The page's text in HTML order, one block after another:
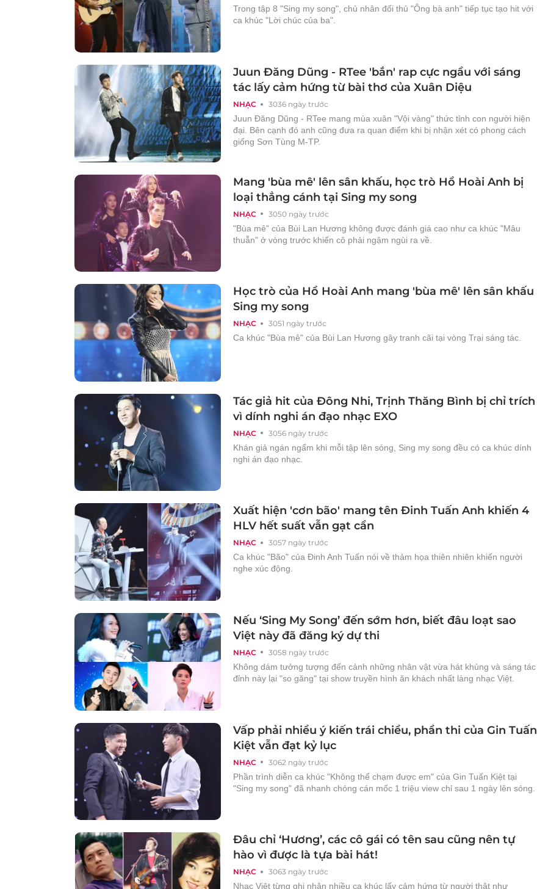
Trong tập 8 "Sing my song", chủ nhân đối thủ "Ông bà anh" tiếp tục tạo hit với
ca khúc "Lời chúc của ba".
NHẠC 3036 ngày trước
Juun Đăng Dũng - RTee 'bắn' rap cực ngầu với sáng
tác lấy cảm hứng từ bài thơ của Xuân Diệu
Juun Đăng Dũng - RTee mang mùa xuân "Vội vàng" thức tỉnh con người hiện
đại. Bên cạnh đó anh cũng đưa ra quan điểm khi bị nhận xét có phong cách
giống Sơn Tùng M-TP.
NHẠC 3050 ngày trước
Mang 'bùa mê' lên sân khấu, học trò Hồ Hoài Anh bị
loại thẳng cánh tại Sing my song
"Bùa mê" của Bùi Lan Hương không được đánh giá cao như ca khúc "Mâu
thuẫn" ở vòng trước khiến cô phải ngậm ngùi ra về.
NHẠC 3051 ngày trước
Học trò của Hồ Hoài Anh mang 'bùa mê' lên sân khấu
Sing my song
Ca khúc "Bùa mê" của Bùi Lan Hương gây tranh cãi tại vòng Trại sáng tác.
NHẠC 3056 ngày trước
Tác giả hit của Đông Nhi, Trịnh Thăng Bình bị chỉ trích
vì dính nghi án đạo nhạc EXO
Khán giả ngán ngẩm khi mỗi tập lên sóng, Sing my song đều có ca khúc dính
nghi án đạo nhạc.
NHẠC 3057 ngày trước
Xuất hiện 'cơn bão' mang tên Đinh Tuấn Anh khiến 4
HLV hết suất vẫn gạt cần
Ca khúc "Bão" của Đinh Anh Tuấn nói về thảm họa thiên nhiên khiến người
nghe xúc động.
NHẠC 3058 ngày trước
Nếu ‘Sing My Song’ đến sớm hơn, biết đâu loạt sao
Việt này đã đăng ký dự thi
Không dám tưởng tượng đến cảnh những nhân vật vừa hát khủng và sáng tác
đỉnh này lại "so găng" tại show truyền hình ăn khách nhất làng nhạc Việt.
NHẠC 3062 ngày trước
Vấp phải nhiều ý kiến trái chiều, phần thi của Gin Tuấn
Kiệt vẫn đạt kỷ lục
Phần trình diễn ca khúc "Không thể chạm được em" của Gin Tuấn Kiệt tại
"Sing my song" đã nhanh chóng cán mốc 1 triệu view chỉ sau 1 ngày lên sóng.
NHẠC 3063 ngày trước
Đâu chỉ ‘Hương’, các cô gái có tên sau cũng nên tự
hào vì được là tựa bài hát!
Nhạc Việt từng ghi nhận nhiều ca khúc lấy cảm hứng từ người thật như